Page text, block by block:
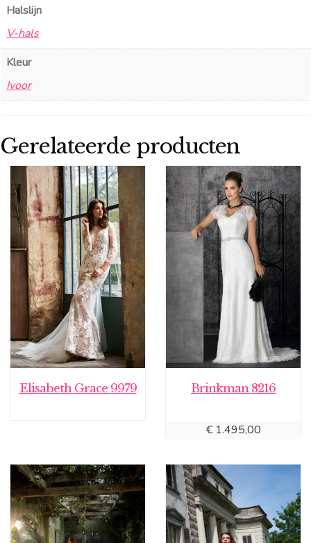
Halslijn
V-hals
Kleur
Ivoor
Gerelateerde producten
Elisabeth Grace 9979 Brinkman 8216
€1.495,00